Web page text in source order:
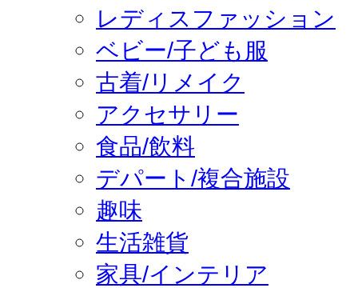
レディスファッション
ベビー/子ども服
古着/リメイク
アクセサリー
食品/飲料
デパート/複合施設
趣味
生活雑貨
家具/インテリア